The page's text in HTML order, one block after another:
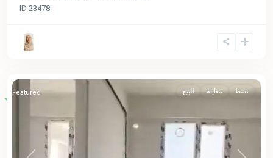
ID 23478
للبيع معاينة نشط Featured